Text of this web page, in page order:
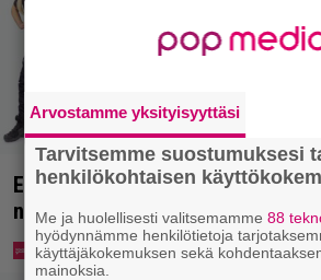
Erikoisjoukot julkaisi uudet
nimien joukossa myös
Arvostamme yksityisyyttäsi
Tarvitsemme suostumuksesi
henkilökohtaisen
Me ja huolellisesti valitsemamme88
hyödynnämme henkilötietoja
käyttäjäkokemuksen sekä
mainoksia.